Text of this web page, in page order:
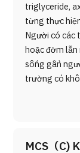
triglyceride,
từng thực
Người có các
hoặc đờm
sống gần
trường có
MCS（C)